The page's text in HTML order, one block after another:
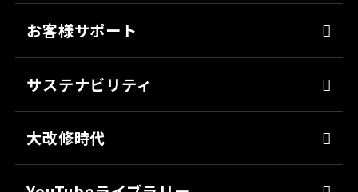
ソリューション
ミッチャクロン
パテ
上塗り
サフェーサー
お客様サポート
各種書類のご依頼
会社見学
サステナビリティ
大改修時代